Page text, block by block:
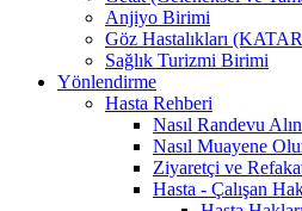
Anjiyo Birimi
Göz Hastalıkları
Sağlık Turizmi Birimi
Yönlendirme
Hasta Rehberi
Nasıl Randevu
Nasıl Muayene
Ziyaretçi ve
Hasta - Çalışan